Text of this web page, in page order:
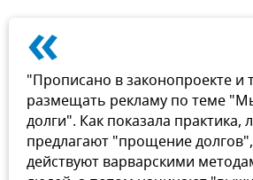
«
"Прописано в законопроекте и
размещать рекламу по теме
долги". Как показала практика,
предлагают "прощение
действуют варварскими